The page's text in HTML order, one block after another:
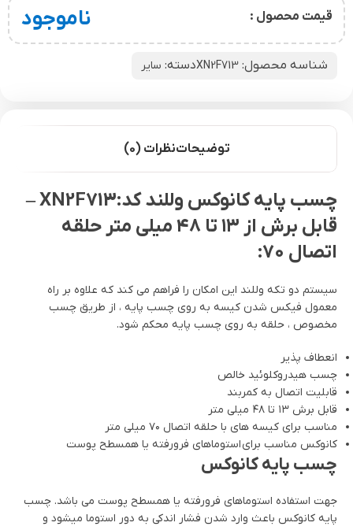
قیمت محصول : ناموجود
شناسه محصول: XN2F713دسته: سایر
توضیحاتنظرات (0)
چسب پایه کانوکس وللند کد:XN2F713 –
قابل برش از ۱۳ تا ۴۸ میلی متر حلقه
اتصال ۷۰:
سیستم دو تکه وللند این امکان را فراهم می کند که علاوه بر راه
معمول فیکس شدن کیسه به روی چسب پایه ، از طریق چسب
مخصوص ، حلقه به روی چسب پایه محکم شود.
انعطاف پذیر
چسب هیدروکلوئید خالص
قابلیت اتصال به کمربند
قابل برش ۱۳ تا ۴۸ میلی متر
مناسب برای کیسه های با حلقه اتصال ۷۰ میلی متر
کانوکس مناسب برای استوماهای فرورفته یا همسطح پوست
چسب پایه کانوکس
جهت استفاده استوماهای فرورفته یا همسطح پوست می باشد. چسب
پایه کانوکس باعث وارد شدن فشار اندکی به دور استوما می‏شود و